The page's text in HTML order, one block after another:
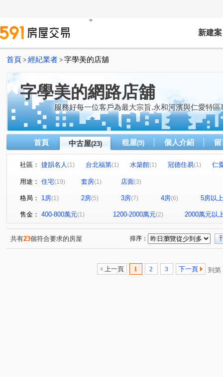
新建案
首頁 > 經紀業者 > 字學美的店舖
字學美的網路店舖
服務好每一位客戶為最大宗旨.永和河濱與仁愛特區
首頁 中古屋(23) 租屋(9) 個人介紹
社區： 捷韻名人(1) 台北福第(1) 水築館(1) 冠德住易(1)
仁
遠雄左岸-紫金園
(1) 遠雄錸儷
水源路136巷1弄2號(1) 仁愛柏麗 謙邸(1) 仁愛巨星
永和路二段(1) (1) 福和路(1) 環河西路二段(3)
中山路二段(1) 中原六街(1) 中原街(4) 中正路(1)
中
中山路一段(1) 水源路(1) 永平路(1)
羅斯
環河東路四段(1)
用途： 住宅(19) 套房(1) 店面(3)
格局： 1房(1) 2房(5) 3房(7) 4房(6) 5房以上
售金： 400-800萬元(1) 1200-2000萬元(2) 2000萬元以
共有23個符合要求的房屋 排序：
上一頁 1 2 3 下一頁 到第